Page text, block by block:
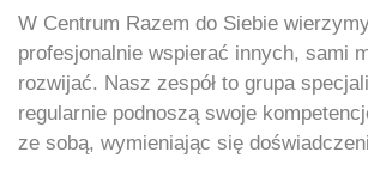
W Centrum Razem do Siebie
profesjonalnie wspierać innych, sami
rozwijać. Nasz zespół to grupa
regularnie podnoszą swoje
ze sobą, wymieniając się